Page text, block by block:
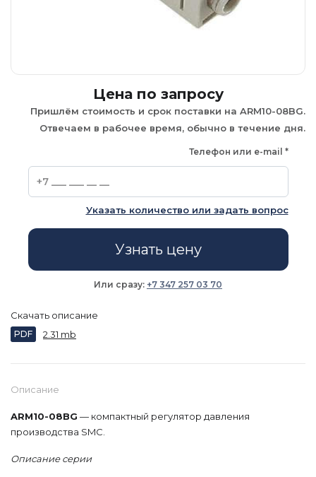
Описание
ARM10-08BG — компактный регулятор давления
производства SMC.
Описание серии
Цена по запросу
Пришлём стоимость и срок поставки на ARM10-08BG.
Отвечаем в рабочее время, обычно в течение дня.
Телефон или e-mail *
Указать количество или задать вопрос
Узнать цену
Или сразу: +7 347 257 03 70
Скачать описание
PDF 2.31 mb